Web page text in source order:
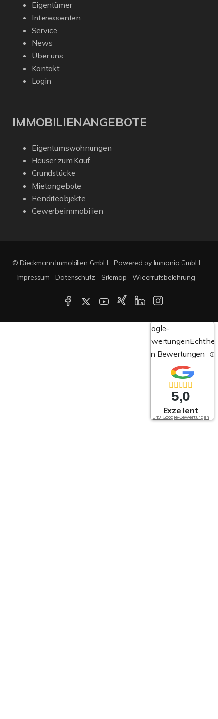
Eigentümer
Interessenten
Service
News
Über uns
Kontakt
Login
IMMOBILIENANGEBOTE
Eigentumswohnungen
Häuser zum Kauf
Grundstücke
Mietangebote
Renditeobjekte
Gewerbeimmobilien
© Dieckmann Immobilien GmbH
Powered by Immonia GmbH
Impressum
Datenschutz Sitemap Widerrufsbelehrung
Google-
Bewertungen
von Bewertungen
5,0
Exzellent
149 Google-Bewertungen